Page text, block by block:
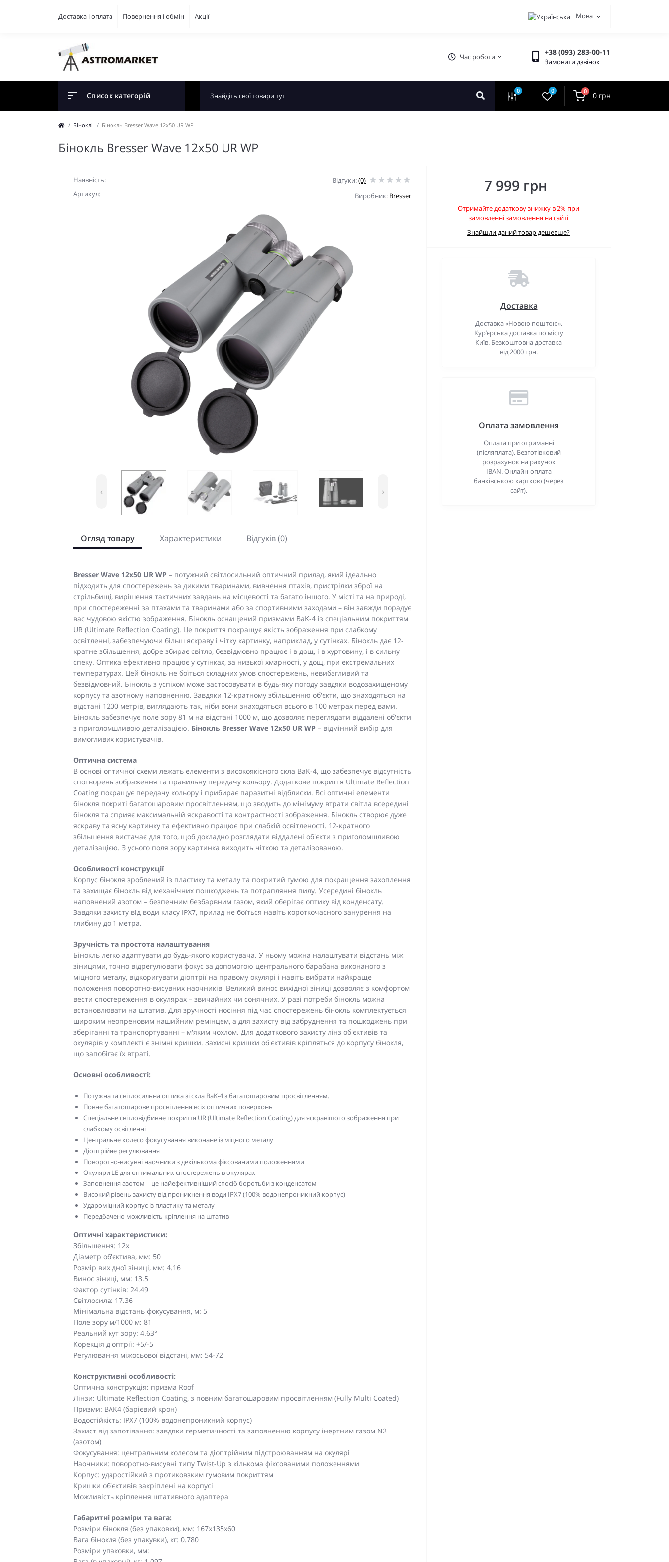
Доставка і оплата Повернення і обмін Акції Мова
Час роботи +38 (093) 283-00-11
Замовити дзвінок
Список категорій 0 0 0 0 грн
Біноклі Бінокль Bresser Wave 12x50 UR WP
Бінокль Bresser Wave 12x50 UR WP
Наявність:
Артикул:
Відгуки:(0)
Виробник: Bresser
‹ ›
Огляд товару Характеристики Відгуків (0)
Bresser Wave 12x50 UR WP – потужний світлосильний оптичний прилад, який ідеально
підходить для спостережень за дикими тваринами, вивчення птахів, пристрілки зброї на
стрільбищі, вирішення тактичних завдань на місцевості та багато іншого. У місті та на природі,
при спостереженні за птахами та тваринами або за спортивними заходами – він завжди порадує
вас чудовою якістю зображення. Бінокль оснащений призмами BaK-4 із спеціальним покриттям
UR (Ultimate Reflection Coating). Це покриття покращує якість зображення при слабкому
освітленні, забезпечуючи більш яскраву і чітку картинку, наприклад, у сутінках. Бінокль дає 12-
кратне збільшення, добре збирає світло, безвідмовно працює і в дощ, і в хуртовину, і в сильну
спеку. Оптика ефективно працює у сутінках, за низької хмарності, у дощ, при екстремальних
температурах. Цей бінокль не боїться складних умов спостережень, невибагливий та
безвідмовний. Бінокль з успіхом може застосовувати в будь-яку погоду завдяки водозахищеному
корпусу та азотному наповненню. Завдяки 12-кратному збільшенню об'єкти, що знаходяться на
відстані 1200 метрів, виглядають так, ніби вони знаходяться всього в 100 метрах перед вами.
Бінокль забезпечує поле зору 81 м на відстані 1000 м, що дозволяє переглядати віддалені об'єкти
з приголомшливою деталізацією. Бінокль Bresser Wave 12x50 UR WP – відмінний вибір для
вимогливих користувачів.
Оптична система
В основі оптичної схеми лежать елементи з високоякісного скла BaK-4, що забезпечує відсутність
спотворень зображення та правильну передачу кольору. Додаткове покриття Ultimate Reflection
Coating покращує передачу кольору і прибирає паразитні відблиски. Всі оптичні елементи
бінокля покриті багатошаровим просвітленням, що зводить до мінімуму втрати світла всередині
бінокля та сприяє максимальній яскравості та контрастності зображення. Бінокль створює дуже
яскраву та ясну картинку та ефективно працює при слабкій освітленості. 12-кратного
збільшення вистачає для того, щоб докладно розглядати віддалені об'єкти з приголомшливою
деталізацією. З усього поля зору картинка виходить чіткою та деталізованою.
Особливості конструкції
Корпус бінокля зроблений із пластику та металу та покритий гумою для покращення захоплення
та захищає бінокль від механічних пошкоджень та потрапляння пилу. Усередині бінокль
наповнений азотом – безпечним безбарвним газом, який оберігає оптику від конденсату.
Завдяки захисту від води класу IPX7, прилад не боїться навіть короткочасного занурення на
глибину до 1 метра.
Зручність та простота налаштування
Бінокль легко адаптувати до будь-якого користувача. У ньому можна налаштувати відстань між
зіницями, точно відрегулювати фокус за допомогою центрального барабана виконаного з
міцного металу, відкоригувати діоптрії на правому окулярі і навіть вибрати найкраще
положення поворотно-висувних наочників. Великий винос вихідної зіниці дозволяє з комфортом
вести спостереження в окулярах – звичайних чи сонячних. У разі потреби бінокль можна
встановлювати на штатив. Для зручності носіння під час спостережень бінокль комплектується
широким неопреновим нашийним ремінцем, а для захисту від забруднення та пошкоджень при
зберіганні та транспортуванні – м'яким чохлом. Для додаткового захисту лінз об'єктивів та
окулярів у комплекті є знімні кришки. Захисні кришки об'єктивів кріпляться до корпусу бінокля,
що запобігає їх втраті.
Основні особливості:
Потужна та світлосильна оптика зі скла BaK-4 з багатошаровим просвітленням.
Повне багатошарове просвітлення всіх оптичних поверхонь
Спеціальне світловідбивне покриття UR (Ultimate Reflection Coating) для яскравішого зображення при
слабкому освітленні
Центральне колесо фокусування виконане із міцного металу
Діоптрійне регулювання
Поворотно-висувні наочники з декількома фіксованими положеннями
Окуляри LE для оптимальних спостережень в окулярах
Заповнення азотом – це найефективніший спосіб боротьби з конденсатом
Високий рівень захисту від проникнення води IPX7 (100% водонепроникний корпус)
Удароміцний корпус із пластику та металу
Передбачено можливість кріплення на штатив
Оптичні характеристики:
Збільшення: 12x
Діаметр об'єктива, мм: 50
Розмір вихідної зіниці, мм: 4.16
Винос зіниці, мм: 13.5
Фактор сутінків: 24.49
Світлосила: 17.36
Мінімальна відстань фокусування, м: 5
Поле зору м/1000 м: 81
Реальний кут зору: 4.63°
Корекція діоптрії: +5/-5
Регулювання міжосьової відстані, мм: 54-72
Конструктивні особливості:
Оптична конструкція: призма Roof
Лінзи: Ultimate Reflection Coating, з повним багатошаровим просвітленням (Fully Multi Coated)
Призми: BAK4 (барієвий крон)
Водостійкість: IPX7 (100% водонепроникний корпус)
Захист від запотівання: завдяки герметичності та заповненню корпусу інертним газом N2
(азотом)
Фокусування: центральним колесом та діоптрійним підстроюванням на окулярі
Наочники: поворотно-висувні типу Twist-Up з кількома фіксованими положеннями
Корпус: ударостійкий з протиковзким гумовим покриттям
Кришки об'єктивів закріплені на корпусі
Можливість кріплення штативного адаптера
Габаритні розміри та вага:
Розміри бінокля (без упаковки), мм: 167х135x60
Вага бінокля (без упакувки), кг: 0.780
Розміри упаковки, мм:
7 999 грн
Отримайте додаткову знижку в 2% при
замовленні замовлення на сайті
Знайшли даний товар дешевше?
Доставка
Доставка «Новою поштою».
Кур’єрська доставка по місту
Київ. Безкоштовна доставка
від 2000 грн.
Оплата замовлення
Оплата при отриманні
(післяплата). Безготівковий
розрахунок на рахунок
IBAN. Онлайн-оплата
банківською карткою (через
сайт).